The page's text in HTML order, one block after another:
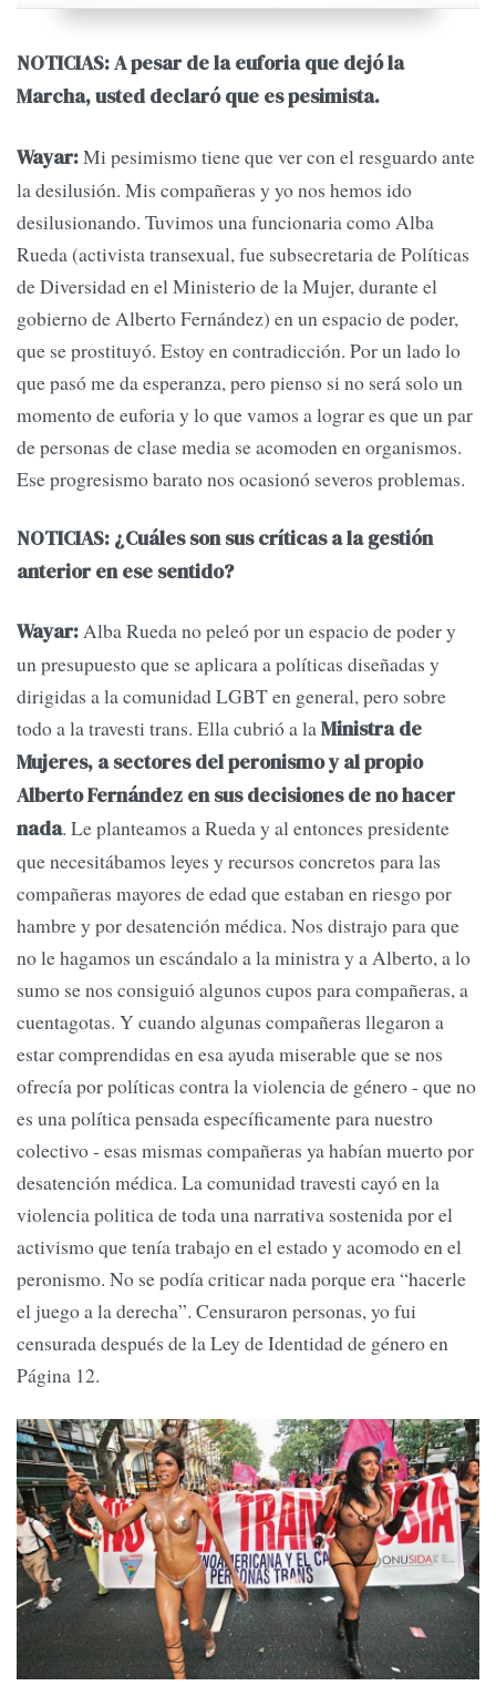
NOTICIAS: A pesar de la euforia que dejó la
Marcha, usted declaró que es pesimista.
Wayar:Mi pesimismo tiene que ver con el resguardo ante
la desilusión. Mis compañeras y yo nos hemos ido
desilusionando. Tuvimos una funcionaria como Alba
Rueda (activista transexual, fue subsecretaria de Políticas
de Diversidad en el Ministerio de la Mujer, durante el
gobierno de Alberto Fernández) en un espacio de poder,
que se prostituyó. Estoy en contradicción. Por un lado lo
que pasó me da esperanza, pero pienso si no será solo un
momento de euforia y lo que vamos a lograr es que un par
de personas de clase media se acomoden en organismos.
Ese progresismo barato nos ocasionó severos problemas.
NOTICIAS: ¿Cuáles son sus críticas a la gestión
anterior en ese sentido?
Wayar:Alba Rueda no peleó por un espacio de poder y
un presupuesto que se aplicara a políticas diseñadas y
dirigidas a la comunidad LGBT en general, pero sobre
todo a la travesti trans. Ella cubrió a laMinistra de
Mujeres, a sectores del peronismo y al propio
Alberto Fernández en sus decisiones de no hacer
nada. Le planteamos a Rueda y al entonces presidente
que necesitábamos leyes y recursos concretos para las
compañeras mayores de edad que estaban en riesgo por
hambre y por desatención médica. Nos distrajo para que
no le hagamos un escándalo a la ministra y a Alberto, a lo
sumo se nos consiguió algunos cupos para compañeras, a
cuentagotas. Y cuando algunas compañeras llegaron a
estar comprendidas en esa ayuda miserable que se nos
ofrecía por políticas contra la violencia de género - que no
es una política pensada específicamente para nuestro
colectivo - esas mismas compañeras ya habían muerto por
desatención médica. La comunidad travesti cayó en la
violencia politica de toda una narrativa sostenida por el
activismo que tenía trabajo en el estado y acomodo en el
peronismo. No se podía criticar nada porque era “hacerle
el juego a la derecha”. Censuraron personas, yo fui
censurada después de la Ley de Identidad de género en
Página 12.